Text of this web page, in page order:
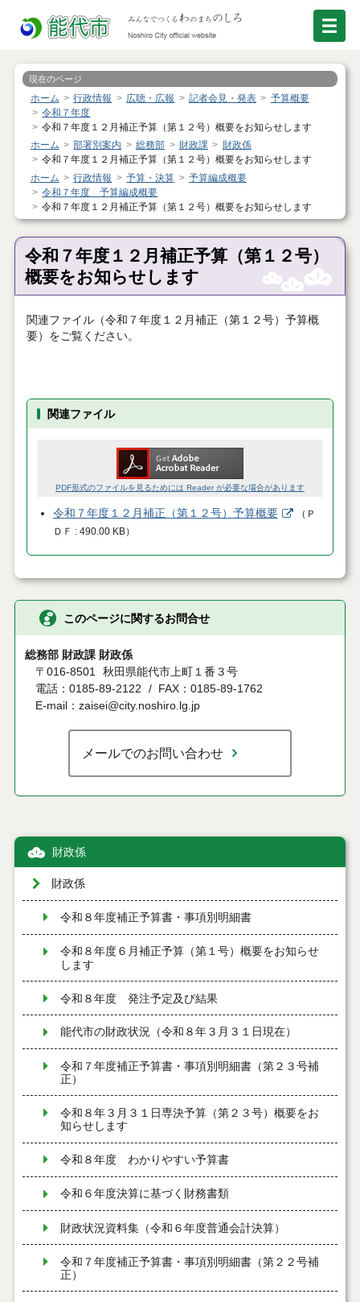
現在のページ
ホーム 行政情報 広聴・広報 記者会見・発表
予算概要
令和７年度
令和７年度１２月補正予算（第１２号）概要をお知らせします
ホーム
部署別案内 総務部 財政課
財政係
令和７年度１２月補正予算（第１２号）概要をお知らせします
ホーム
行政情報 予算・決算
予算編成概要
令和７年度 予算編成概要
令和７年度１２月補正予算（第１２号）概要をお知らせします
令和７年度１２月補正予算（第１２号）
概要をお知らせします
関連ファイル（令和７年度１２月補正（第１２号）予算概
要）をご覧ください。
関連ファイル
PDF形式のファイルを見るためには Reader が必要な場合があります
令和７年度１２月補正（第１２号）予算概要 （ Ｐ
ＤＦ
490.00 KB）
このページに関するお問合せ
総務部 財政課 財政係
〒016-8501 秋田県能代市上町１番３号
電話：0185-89-2122
FAX：0185-89-1762
E-mail：zaisei@city.noshiro.lg.jp
メールでのお問い合わせ
財政係
財政係
令和８年度補正予算書・事項別明細書
令和８年度６月補正予算（第１号）概要をお知らせ
します
令和８年度 発注予定及び結果
能代市の財政状況（令和８年３月３１日現在）
令和７年度補正予算書・事項別明細書（第２３号補
正）
令和８年３月３１日専決予算（第２３号）概要をお
知らせします
令和８年度 わかりやすい予算書
令和６年度決算に基づく財務書類
財政状況資料集（令和６年度普通会計決算）
令和７年度補正予算書・事項別明細書（第２２号補
正）